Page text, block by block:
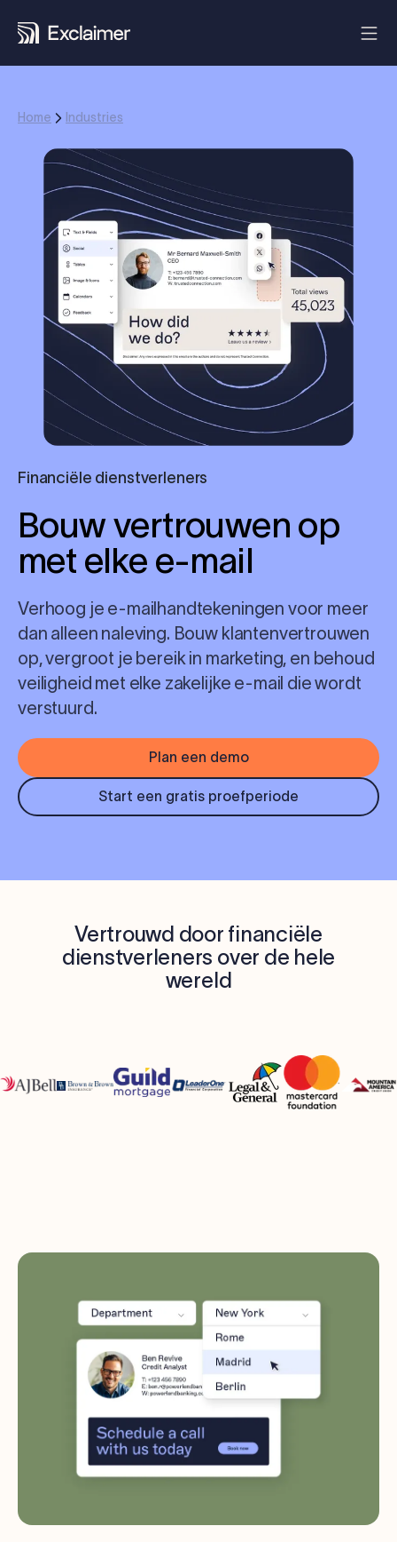
Home Industries
Financiële dienstverleners
Bouwvertrouwen op
met elke e-mail
Verhoog je e-mailhandtekeningen voor meer
dan alleen naleving. Bouw klantenvertrouwen
op, vergroot je bereik in marketing, en behoud
veiligheid met elke zakelijke e-mail die wordt
verstuurd.
Plan een demo
Start een gratis proefperiode
Vertrouwd door financiële
dienstverleners over de hele
wereld